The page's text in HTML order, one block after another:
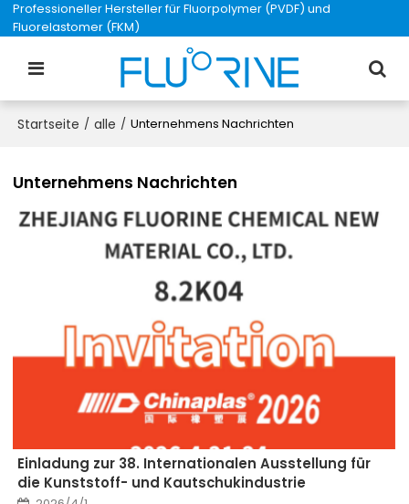
Professioneller Hersteller für Fluorpolymer (PVDF) und
Fluorelastomer (FKM)
Startseite / alle / Unternehmens Nachrichten
Unternehmens Nachrichten
Einladung zur 38. Internationalen Ausstellung für
die Kunststoff- und Kautschukindustrie